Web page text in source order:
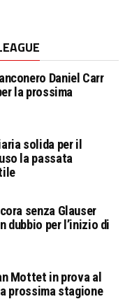
Daniel Carr
la prossima
solida per il
la passata
senza Glauser
dubbio per l’inizio di
Mottet in prova al
prossima stagione